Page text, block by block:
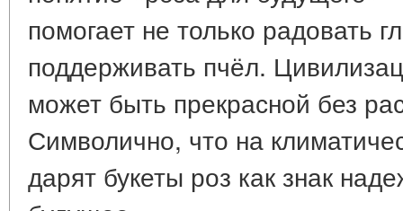
помогает не только радовать
поддерживать пчёл.
может быть прекрасной без
Символично, что на
дарят букеты роз как знак